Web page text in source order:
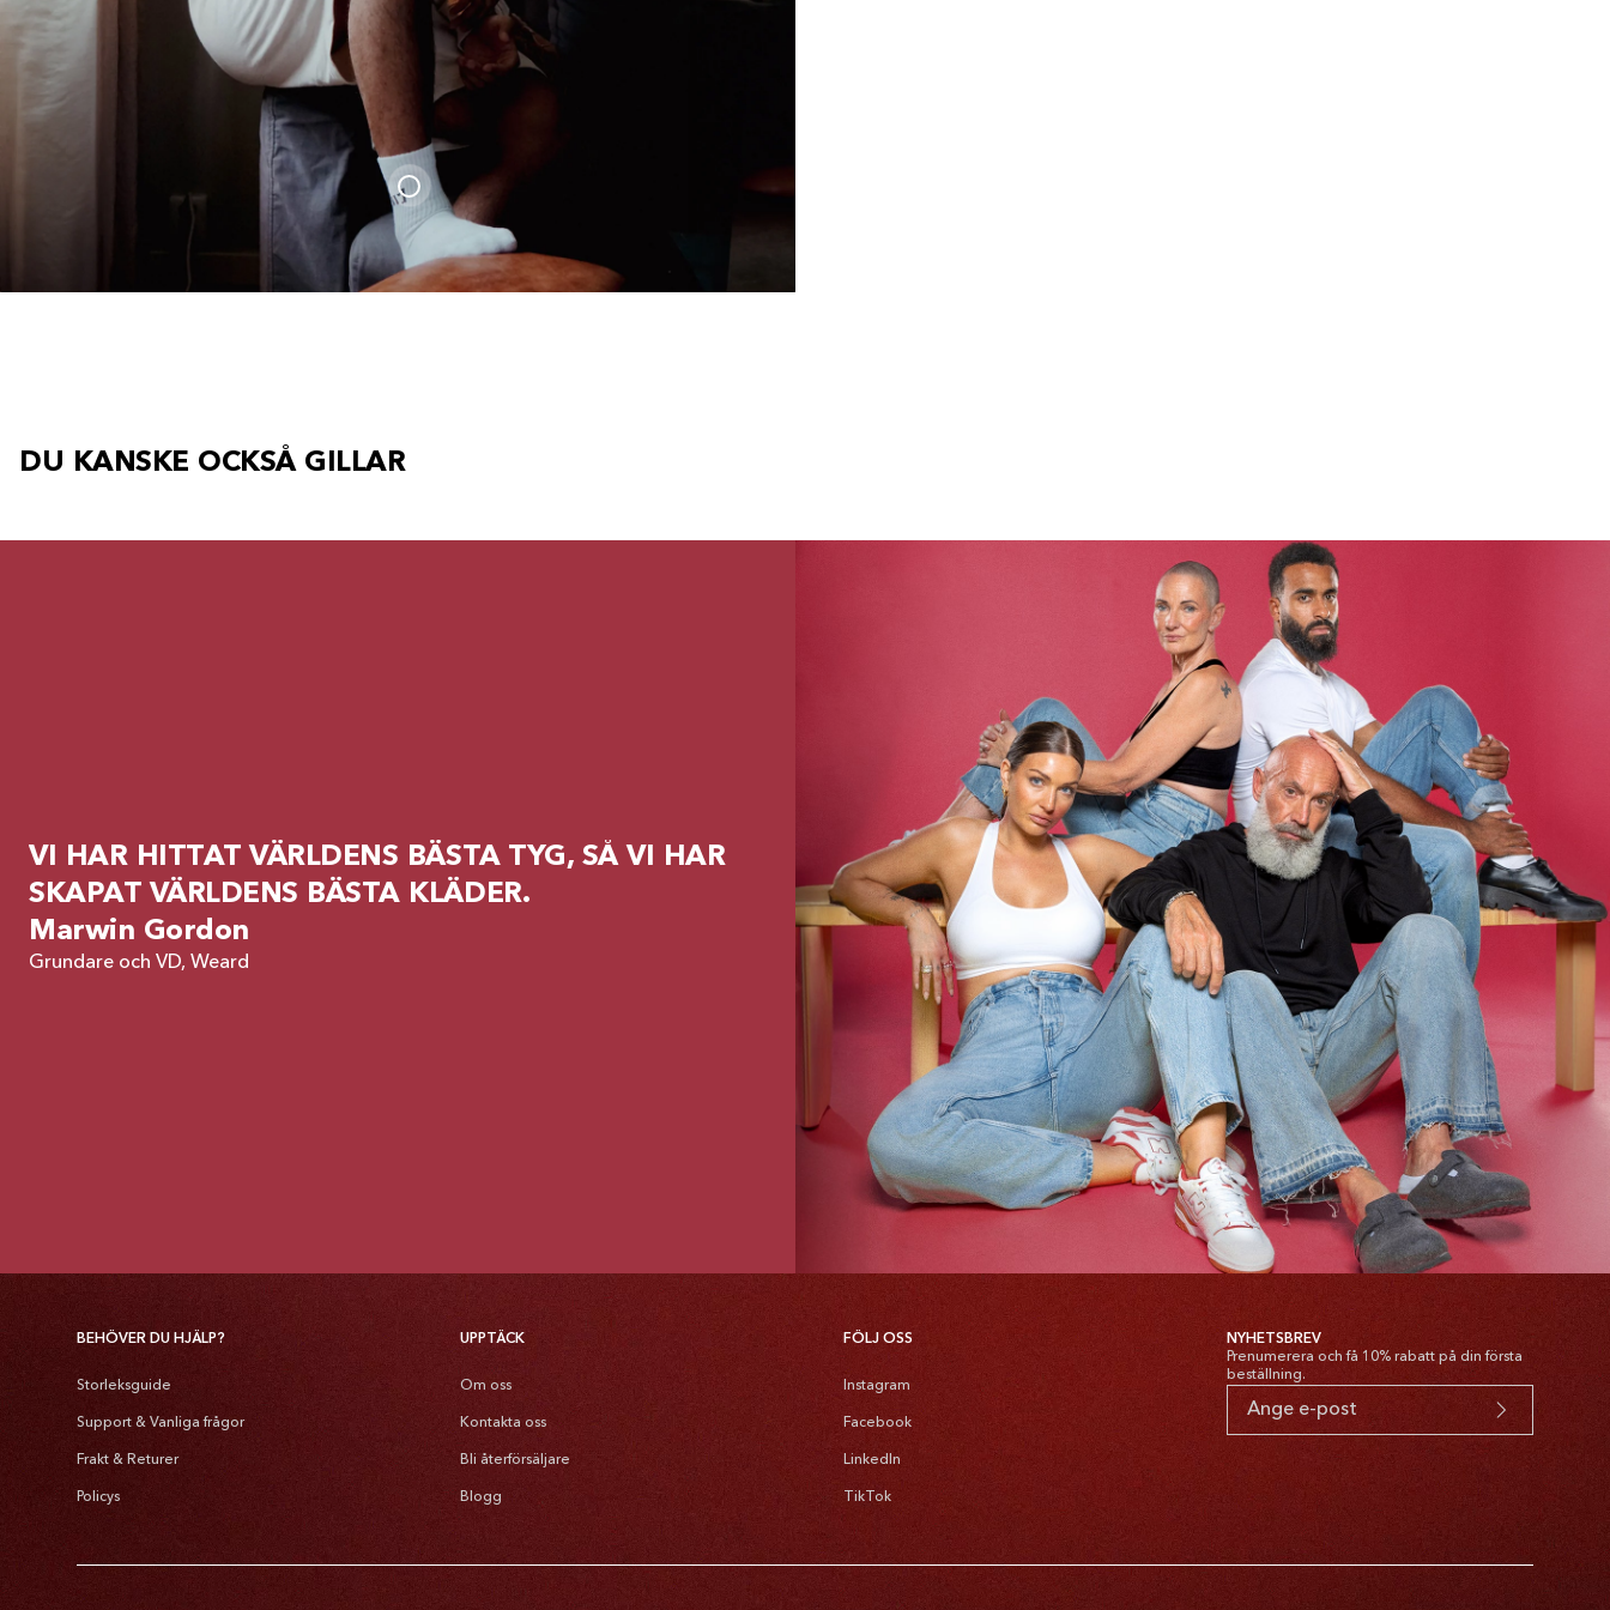
DU KANSKE OCKSÅ GILLAR
VI HAR HITTAT VÄRLDENS BÄSTA TYG, SÅ VI HAR
SKAPAT VÄRLDENS BÄSTA KLÄDER.
Marwin Gordon
Grundare och VD, Weard
BEHÖVER DU HJÄLP?
Storleksguide
Support & Vanliga frågor
Frakt & Returer
Policys
UPPTÄCK
Om oss
Kontakta oss
Bli återförsäljare
Blogg
FÖLJ OSS
Instagram
Facebook
LinkedIn
TikTok
NYHETSBREV
Prenumerera och få 10% rabatt på din första
beställning.